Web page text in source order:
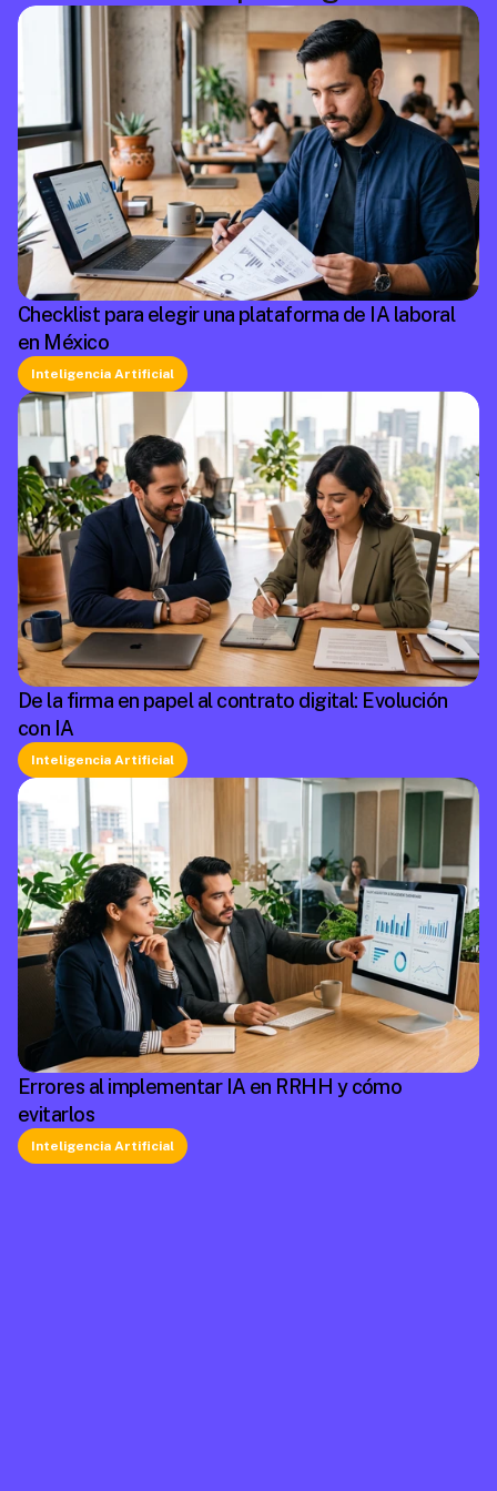
Checklist para elegir una plataforma de IA laboral
en México
Inteligencia Artificial
De la firma en papel al contrato digital: Evolución
con IA
Inteligencia Artificial
Errores al implementar IA en RRHH y cómo
evitarlos
Inteligencia Artificial